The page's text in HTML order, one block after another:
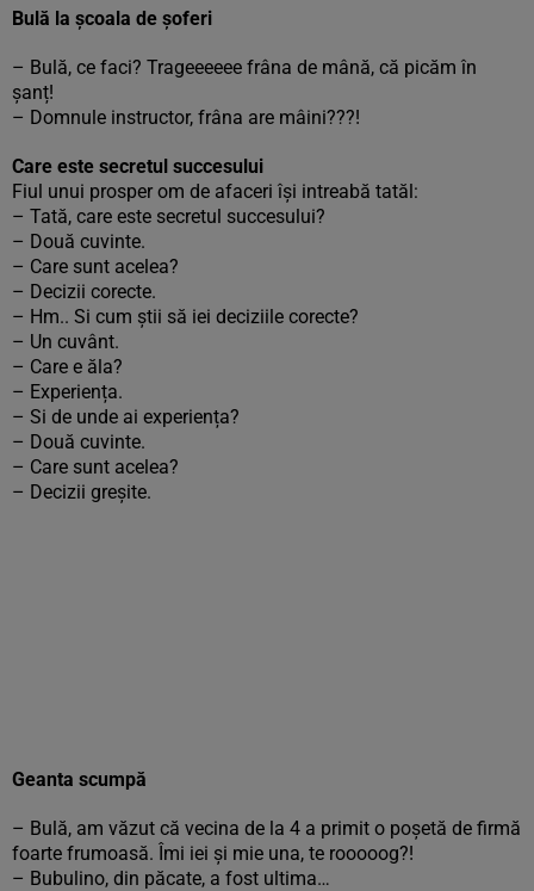
Bulă la școala de șoferi
– Bulă, ce faci? Trageeeeee frâna de mână, că picăm în
șanț!
– Domnule instructor, frâna are mâini???!
Care este secretul succesului
Fiul unui prosper om de afaceri își intreabă tatăl:
– Tată, care este secretul succesului?
– Două cuvinte.
– Care sunt acelea?
– Decizii corecte.
– Hm.. Si cum știi să iei deciziile corecte?
– Un cuvânt.
– Care e ăla?
– Experiența.
– Si de unde ai experiența?
– Două cuvinte.
– Care sunt acelea?
– Decizii greșite.
Geanta scumpă
– Bulă, am văzut că vecina de la 4 a primit o poșetă de firmă
foarte frumoasă. Îmi iei și mie una, te rooooog?!
– Bubulino, din păcate, a fost ultima…